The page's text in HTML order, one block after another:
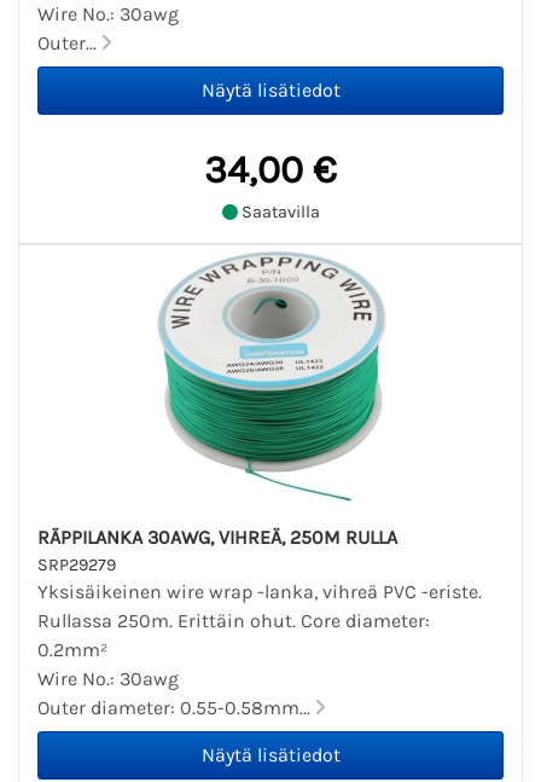
Wire No.: 30awg
Outer...
34,00 €
Saatavilla
RÄPPILANKA 30AWG, VIHREÄ, 250M RULLA
SRP29279
Yksisäikeinen wire wrap -lanka, vihreä PVC -eriste.
Rullassa 250m. Erittäin ohut. Core diameter:
0.2mm²
Wire No.: 30awg
Outer diameter: 0.55-0.58mm...